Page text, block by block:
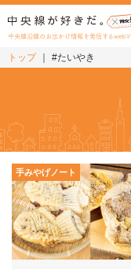
中央線沿線のお出かけ情報を発信するweb
スイーツ・テイク
ショッピング
中央線カルチャー
トップ #たいやき
手みやげノート